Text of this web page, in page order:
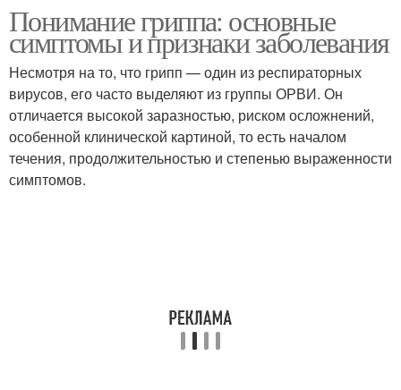
Понимание гриппа: основные
симптомы и признаки заболевания
Несмотря на то, что грипп — один из респираторных
вирусов, его часто выделяют из группы ОРВИ. Он
отличается высокой заразностью, риском осложнений,
особенной клинической картиной, то есть началом
течения, продолжительностью и степенью выраженности
симптомов.